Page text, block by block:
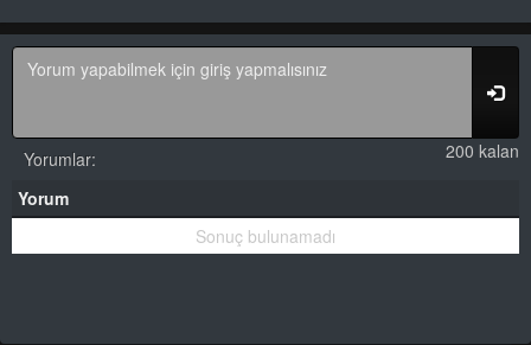
200 kalan
Yorumlar:
Yorum
Sonuç bulunamadı